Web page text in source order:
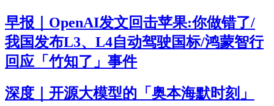
早报｜OpenAI发文回击苹果:你做错了/
我国发布L3、L4自动驾驶国标/鸿蒙智行
回应「竹知了」事件
深度｜开源大模型的「奥本海默时刻」